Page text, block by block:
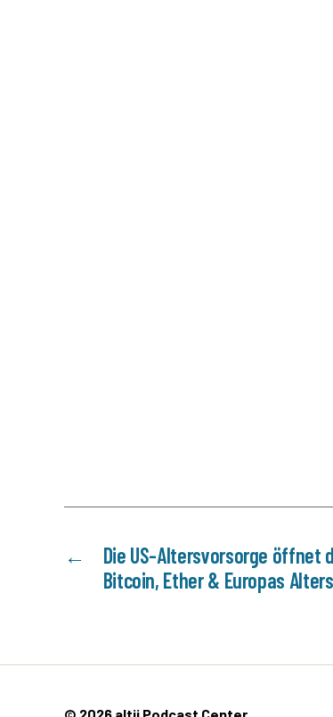
←
Die US-Altersvorsorge öffnet
Bitcoin, Ether & Europas